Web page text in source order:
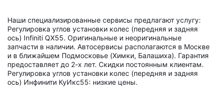
Наши специализированные сервисы предлагают услугу:
Регулировка углов установки колес (передняя и задняя
ось) Infiniti QX55. Оригинальные и неоригинальные
запчасти в наличии. Автосервисы располагаются в Москве
и в ближайшем Подмосковье (Химки, Балашиха). Гарантия
предоставляет до 2-х лет. Скидки постоянным клиентам.
Регулировка углов установки колес (передняя и задняя
ось) Инфинити КуИкс55: низкие цены.